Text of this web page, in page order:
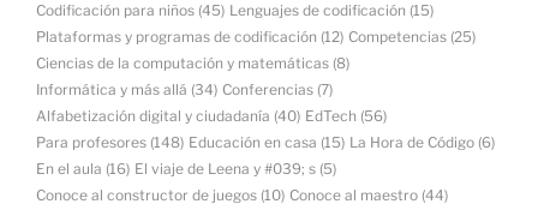
Codificación para niños (45) Lenguajes de codificación (15)
Plataformas y programas de codificación (12) Competencias (25)
Ciencias de la computación y matemáticas (8)
Informática y más allá (34) Conferencias (7)
Alfabetización digital y ciudadanía (40) EdTech (56)
Para profesores (148) Educación en casa (15) La Hora de Código (6)
En el aula (16) El viaje de Leena y #039; s (5)
Conoce al constructor de juegos (10) Conoce al maestro (44)